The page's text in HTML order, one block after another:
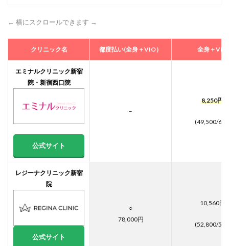
いて
受け
られ
ます
か？
Q8.西
宿で
都度
払い
が安
いク
リニ
ック
す
Q9.西
← 横にスクロールできます →
クリニック名 都度払い(全身＋VIO） 全身＋VIO
エミナルクリニック新宿
院・新宿西口院
公式サイト
–
8,250円
(49,500/6回
レジーナクリニック新宿
院
公式サイト
○
78,000円
10,560円
(52,800/5回